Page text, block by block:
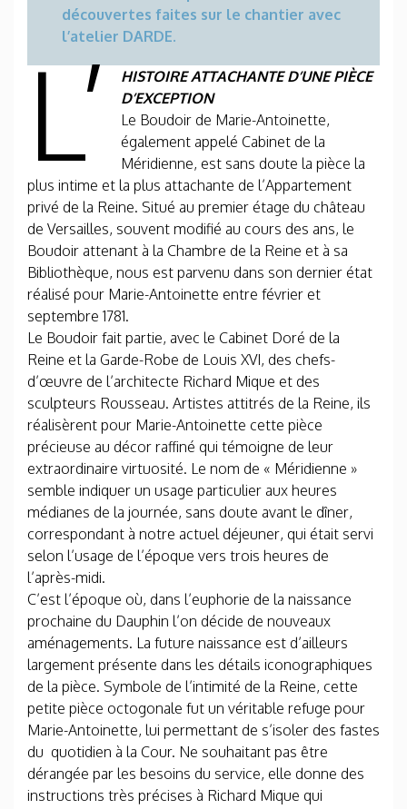
découvertes faites sur le chantier avec
l’atelier DARDE.
L’
HISTOIRE ATTACHANTE D’UNE PIÈCE
D’EXCEPTION
Le Boudoir de Marie-Antoinette,
également appelé Cabinet de la
Méridienne, est sans doute la pièce la
plus intime et la plus attachante de l’Appartement
privé de la Reine. Situé au premier étage du château
de Versailles, souvent modifié au cours des ans, le
Boudoir attenant à la Chambre de la Reine et à sa
Bibliothèque, nous est parvenu dans son dernier état
réalisé pour Marie-Antoinette entre février et
septembre 1781.
Le Boudoir fait partie, avec le Cabinet Doré de la
Reine et la Garde-Robe de Louis XVI, des chefs-
d’œuvre de l’architecte Richard Mique et des
sculpteurs Rousseau. Artistes attitrés de la Reine, ils
réalisèrent pour Marie-Antoinette cette pièce
précieuse au décor raffiné qui témoigne de leur
extraordinaire virtuosité. Le nom de « Méridienne »
semble indiquer un usage particulier aux heures
médianes de la journée, sans doute avant le dîner,
correspondant à notre actuel déjeuner, qui était servi
selon l’usage de l’époque vers trois heures de
l’après-midi.
C’est l’époque où, dans l’euphorie de la naissance
prochaine du Dauphin l’on décide de nouveaux
aménagements. La future naissance est d’ailleurs
largement présente dans les détails iconographiques
de la pièce. Symbole de l’intimité de la Reine, cette
petite pièce octogonale fut un véritable refuge pour
Marie-Antoinette, lui permettant de s’isoler des fastes
du quotidien à la Cour. Ne souhaitant pas être
dérangée par les besoins du service, elle donne des
instructions très précises à Richard Mique qui